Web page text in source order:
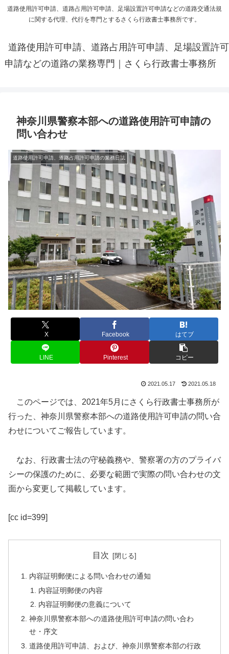
道路使用許可申請、道路占用許可申請、足場設置許可申請などの道路交通法規
に関する代理、代行を専門とするさくら行政書士事務所です。
道路使用許可申請、道路占用許可申請、足場設置許可
申請などの道路の業務専門｜さくら行政書士事務所
神奈川県警察本部への道路使用許可申請の
問い合わせ
道路使用許可申請、道路占用許可申請の業務日誌
X Facebook はてブ
LINE Pinterest コピー
2021.05.17 2021.05.18
このページでは、2021年5月にさくら行政書士事務所が
行った、神奈川県警察本部への道路使用許可申請の問い合
わせについてご報告しています。
なお、行政書士法の守秘義務や、警察署の方のプライバ
シーの保護のために、必要な範囲で実際の問い合わせの文
面から変更して掲載しています。
[cc id=399]
目次
内容証明郵便による問い合わせの通知
内容証明郵便の内容
内容証明郵便の意義について
神奈川県警察本部への道路使用許可申請の問い合わ
せ・序文
道路使用許可申請、および、神奈川県警察本部の行政